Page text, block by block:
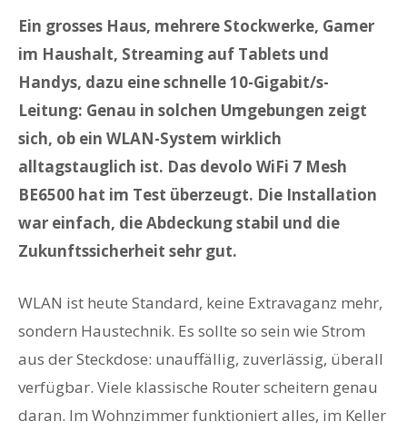
Ein grosses Haus, mehrere Stockwerke, Gamer
im Haushalt, Streaming auf Tablets und
Handys, dazu eine schnelle 10-Gigabit/s-
Leitung: Genau in solchen Umgebungen zeigt
sich, ob ein WLAN-System wirklich
alltagstauglich ist. Das devolo WiFi 7 Mesh
BE6500 hat im Test überzeugt. Die Installation
war einfach, die Abdeckung stabil und die
Zukunftssicherheit sehr gut.
WLAN ist heute Standard, keine Extravaganz mehr,
sondern Haustechnik. Es sollte so sein wie Strom
aus der Steckdose: unauffällig, zuverlässig, überall
verfügbar. Viele klassische Router scheitern genau
daran. Im Wohnzimmer funktioniert alles, im Keller